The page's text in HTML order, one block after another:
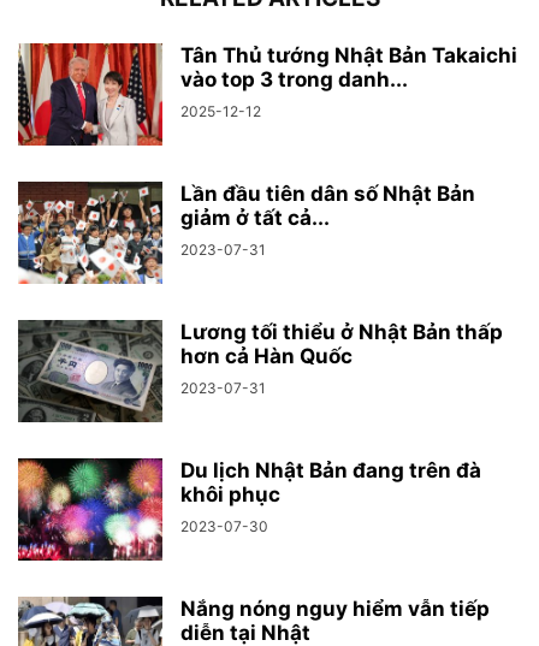
Tân Thủ tướng Nhật Bản Takaichi
vào top 3 trong danh...
2025-12-12
Lần đầu tiên dân số Nhật Bản
giảm ở tất cả...
2023-07-31
Lương tối thiểu ở Nhật Bản thấp
hơn cả Hàn Quốc
2023-07-31
Du lịch Nhật Bản đang trên đà
khôi phục
2023-07-30
Nắng nóng nguy hiểm vẫn tiếp
diễn tại Nhật